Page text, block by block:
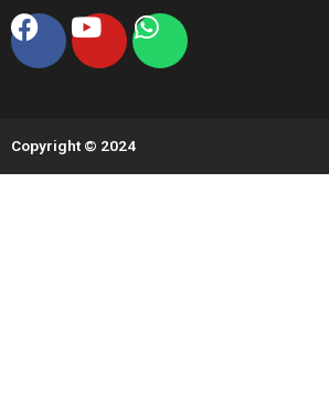
Facebook
YoutubeWhatsapp
Copyright © 2024